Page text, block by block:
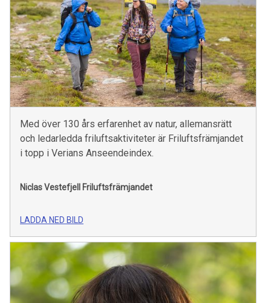
Med över 130 års erfarenhet av natur, allemansrätt
och ledarledda friluftsaktiviteter är Friluftsfrämjandet
i topp i Verians Anseendeindex.
Niclas Vestefjell Friluftsfrämjandet
LADDA NED BILD